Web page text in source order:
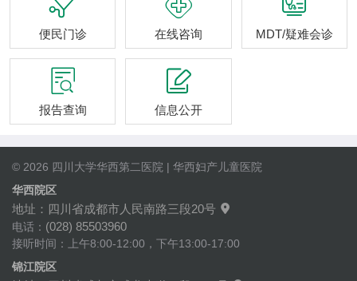
便民门诊 在线咨询 MDT/疑难会诊

报告查询

信息公开
© 2026 四川大学华西第二医院 | 华西妇产儿童医院
华西院区
地址：四川省成都市人民南路三段20号 
电话： (028) 85503960
接听时间：上午8:00-12:00，下午13:00-17:00
锦江院区